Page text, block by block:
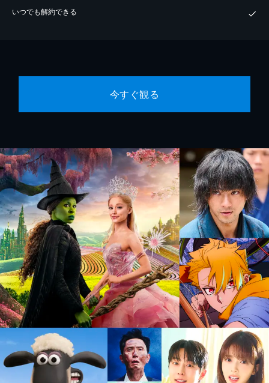
いつでも解約できる
今すぐ観る